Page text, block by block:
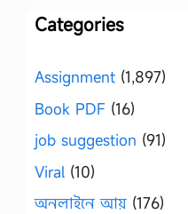
Categories
Assignment (1,897)
Book PDF (16)
job suggestion (91)
Viral (10)
অনলাইনে আয় (176)